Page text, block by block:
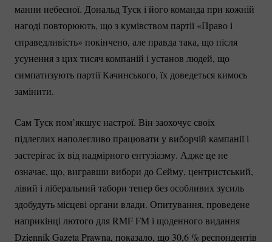
манни небесної. Дональд Туск і його команда при кожній
нагоді повторюють, що з кумівством партії «Право і
справедливість» покінчено, але правда така, що після
усунення з цих тисяч компаній і установ людей, що
симпатизують партії Качинського, їх доведеться кимось
замінити.
Сам Туск пом’якшує настрої. Він заохочує своїх
підлеглих наполегливо працювати у виборчій кампанії і
застерігає їх від надмірного ентузіазму. Адже це не
означає, що, вигравши вибори до Сейму, центристський,
лівий і ліберальний табори тепер без особливих зусиль
здобудуть місцеві органи влади. Опитування, проведене
наприкінці лютого для RMF FM і щоденного видання
Dziennik Gazeta Prawna, показало, що 30,6 % респондентів